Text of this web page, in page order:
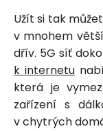
Užít si tak
v mnohem
dřív. 5G síť
k internetu
která je
zařízení s
v chytrých